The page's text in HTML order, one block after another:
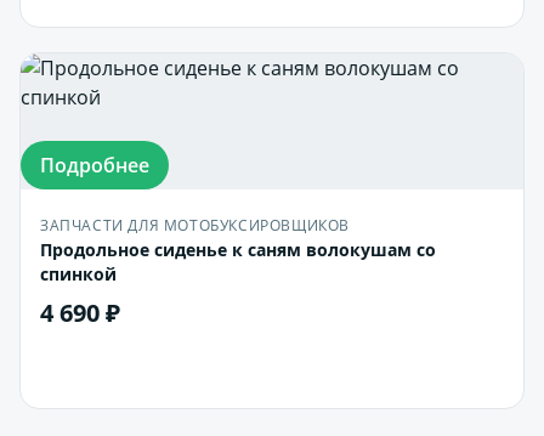
Подробнее
ЗАПЧАСТИ ДЛЯ МОТОБУКСИРОВЩИКОВ
Продольное сиденье к саням волокушам со
спинкой
4 690 ₽